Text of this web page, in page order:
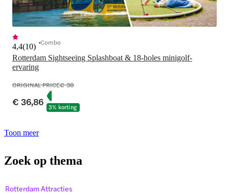
Rotterdam Sightseeing Splashboat & 18-holes minigolf-
ervaring
4,4(10) Combo
ORIGINAL PRICE€ 38
€ 36,86 3% korting
Toon meer
Zoek op thema
Rotterdam Attracties